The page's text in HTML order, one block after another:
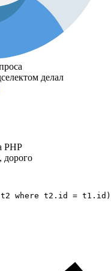
делал
PHP
дорого
t2 where t2.id =